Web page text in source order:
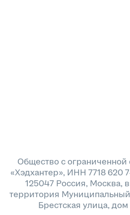
Общество с ограниченной
«Хэдхантер», ИНН 7718 620
125047 Россия, Москва,
территория Муниципальный
Брестская улица,